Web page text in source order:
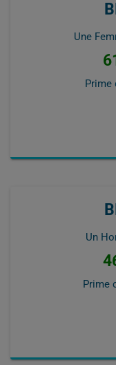
Une
Prime
Un
Prime